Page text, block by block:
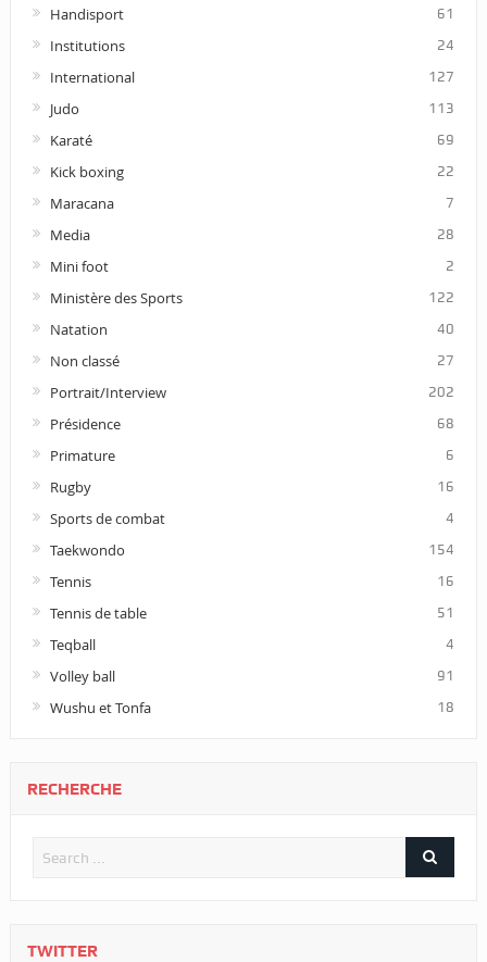
Handisport 61
Institutions 24
International 127
Judo 113
Karaté 69
Kick boxing 22
Maracana 7
Media 28
Mini foot 2
Ministère des Sports 122
Natation 40
Non classé 27
Portrait/Interview 202
Présidence 68
Primature 6
Rugby 16
Sports de combat 4
Taekwondo 154
Tennis 16
Tennis de table 51
Teqball 4
Volley ball 91
Wushu et Tonfa 18
RECHERCHE
TWITTER